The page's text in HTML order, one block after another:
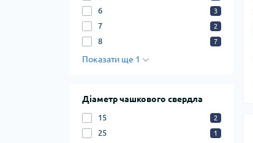
6 3
7 2
8 7
Показати ще 1
Діаметр чашкового свердла
15 2
25 1